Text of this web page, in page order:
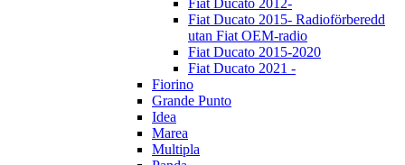
Fiat Ducato 2012-
Fiat Ducato 2015- Radioförberedd
utan Fiat OEM-radio
Fiat Ducato 2015-2020
Fiat Ducato 2021 -
Fiorino
Grande Punto
Idea
Marea
Multipla